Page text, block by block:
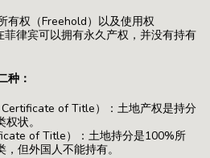
有权（Freehold）以及使用权
菲律宾可以拥有永久产权，并没有持有
种：
Certificate of Title）：土地产权是持分
状。
of Title）：土地持分是100%所
但外国人不能持有。